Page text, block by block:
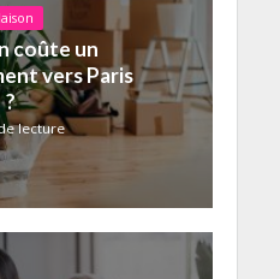
coûte un
vers Paris
?
lecture